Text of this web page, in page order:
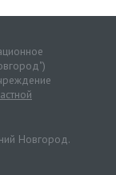
Новгород.